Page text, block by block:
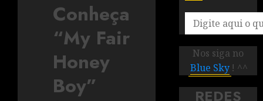
Conheça
“My Fair
Honey
Boy”
Nos siga no
Blue Sky ! ^^
REDES